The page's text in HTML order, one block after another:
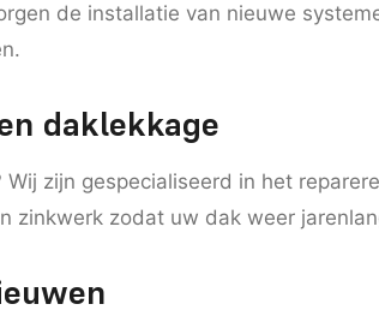
de installatie van nieuwe
daklekkage
zijn gespecialiseerd in het
zinkwerk zodat uw dak weer